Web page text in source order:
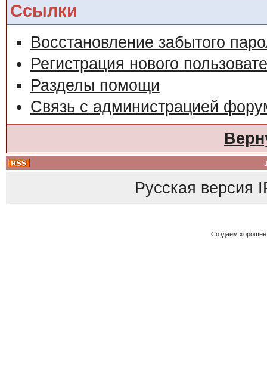
Ссылки
Восстановление забытого
Регистрация нового
Разделы помощи
Связь с администрацией
Русская версия
Создаем